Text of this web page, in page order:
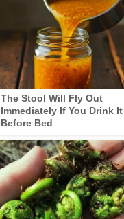
The Stool Will Fly Out
Immediately If You Drink It
Before Bed